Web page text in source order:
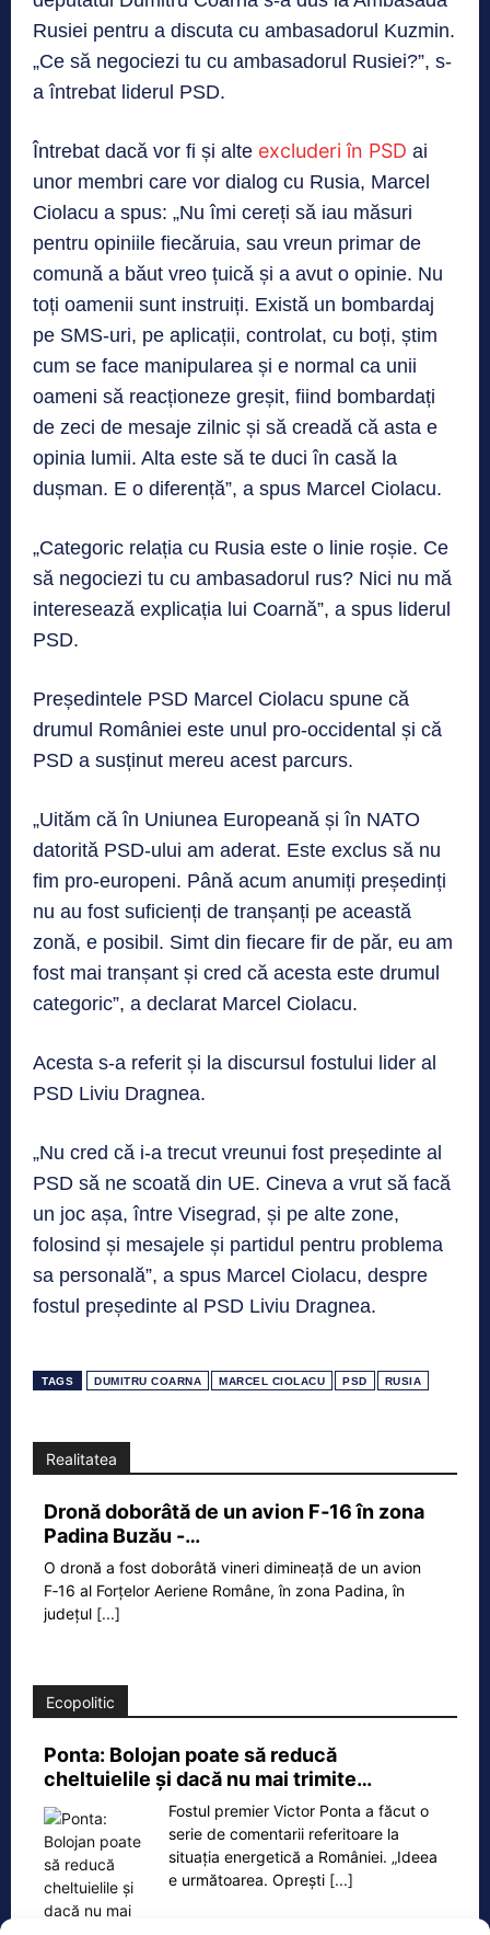
Rusiei pentru a discuta cu ambasadorul Kuzmin.
„Ce să negociezi tu cu ambasadorul Rusiei?”, s-
a întrebat liderul PSD.
Întrebat dacă vor fi și alte excluderi în PSD ai
unor membri care vor dialog cu Rusia, Marcel
Ciolacu a spus: „Nu îmi cereți să iau măsuri
pentru opiniile fiecăruia, sau vreun primar de
comună a băut vreo țuică și a avut o opinie. Nu
toți oamenii sunt instruiți. Există un bombardaj
pe SMS-uri, pe aplicații, controlat, cu boți, știm
cum se face manipularea și e normal ca unii
oameni să reacționeze greșit, fiind bombardați
de zeci de mesaje zilnic și să creadă că asta e
opinia lumii. Alta este să te duci în casă la
dușman. E o diferență”, a spus Marcel Ciolacu.
„Categoric relația cu Rusia este o linie roșie. Ce
să negociezi tu cu ambasadorul rus? Nici nu mă
interesează explicația lui Coarnă”, a spus liderul
PSD.
Președintele PSD Marcel Ciolacu spune că
drumul României este unul pro-occidental și că
PSD a susținut mereu acest parcurs.
„Uităm că în Uniunea Europeană și în NATO
datorită PSD-ului am aderat. Este exclus să nu
fim pro-europeni. Până acum anumiți președinți
nu au fost suficienți de tranșanți pe această
zonă, e posibil. Simt din fiecare fir de păr, eu am
fost mai tranșant și cred că acesta este drumul
categoric”, a declarat Marcel Ciolacu.
Acesta s-a referit și la discursul fostului lider al
PSD Liviu Dragnea.
„Nu cred că i-a trecut vreunui fost președinte al
PSD să ne scoată din UE. Cineva a vrut să facă
un joc așa, între Visegrad, și pe alte zone,
folosind și mesajele și partidul pentru problema
sa personală”, a spus Marcel Ciolacu, despre
fostul președinte al PSD Liviu Dragnea.
TAGS DUMITRU COARNA MARCEL CIOLACU PSD RUSIA
Realitatea
Dronă doborâtă de un avion F‑16 în zona
Padina Buzău -…
O dronă a fost doborâtă vineri dimineață de un avion
F‑16 al Forțelor Aeriene Române, în zona Padina, în
județul [...]
Ecopolitic
Ponta: Bolojan poate să reducă
cheltuielile şi dacă nu mai trimite…
Fostul premier Victor Ponta a făcut o
serie de comentarii referitoare la
situația energetică a României. „Ideea
e următoarea. Oprești [...]